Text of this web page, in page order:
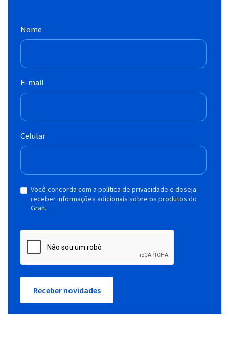
Nome
E-mail
Celular
Você concorda com a política de privacidade e deseja
receber informações adicionais sobre os produtos do
Gran.
Receber novidades